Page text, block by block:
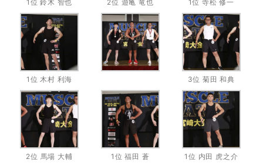
1位 鈴木 智也 2位 遊亀 竜也 1位 寺松 修一
1位 木村 利海 3位 菊田 和典
2位 馬場 大輔 1位 福田 蒼 1位 内田 虎之介